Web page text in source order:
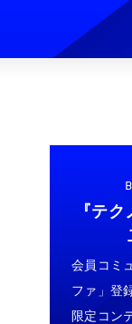
『テ
会員コミ
ファ」登
限定コン